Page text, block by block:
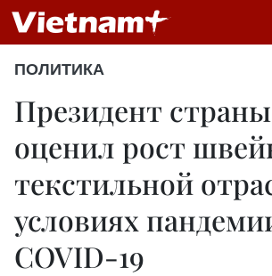
ПОЛИТИКА
Президент
оценил рост
текстильной
условиях
COVID-19